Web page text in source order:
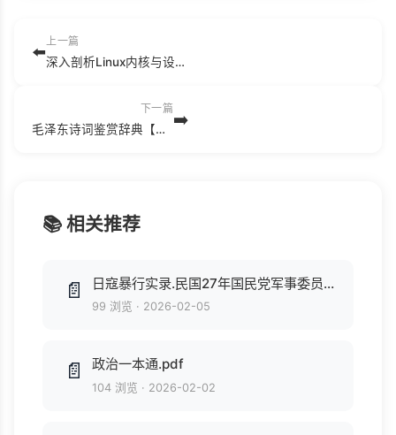
⬅️
上一篇
深入剖析Linux内核与设备驱动.pdf
下一篇
毛泽东诗词鉴赏辞典【上海辞书出版社2011年】.mobi ➡️
📚 相关推荐
📄 日寇暴行实录.民国27年国民党军事委员会政治部编.1938年.pdf
99 浏览 · 2026-02-05
📄 政治一本通.pdf
104 浏览 · 2026-02-02